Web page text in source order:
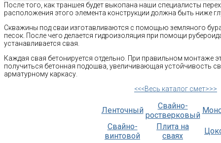
После того, как траншея будет выкопана наши специалисты
расположения этого элемента конструкции должна быть ниже
Скважины под сваи изготавливаются с помощью земляного
песок. После чего делается гидроизоляция при помощи
устанавливается свая.
Каждая свая бетонируется отдельно. При правильном монтаже
получиться бетонная подошва, увеличивающая устойчивость
арматурному каркасу.
<<<Весь каталог смет>>>
Ленточный
Свайно-
ростверковый
Свайно-
винтовой
Плита на
сваях